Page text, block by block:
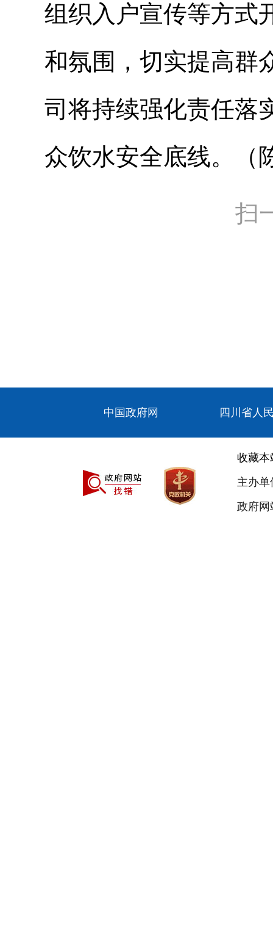
组织入户宣传等方式
和氛围，切实提高群
司将持续强化责任落
众饮水安全底线。（
扫
中国政府网 四川省人
收藏本
主办
政府网